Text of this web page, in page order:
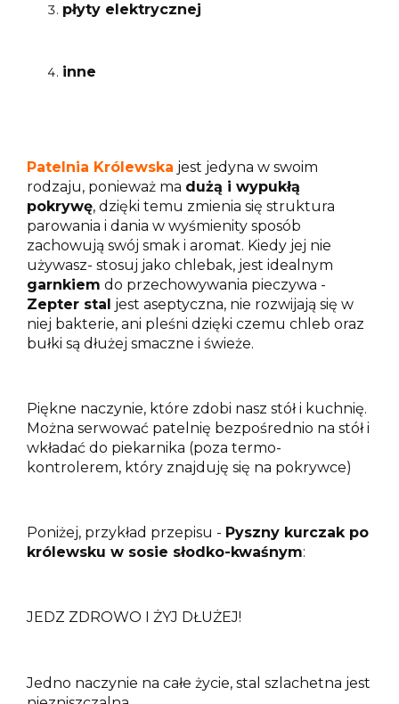
płyty elektrycznej
inne
Patelnia Królewska jest jedyna w swoim
rodzaju, ponieważ ma dużą i wypukłą
pokrywę, dzięki temu zmienia się struktura
parowania i dania w wyśmienity sposób
zachowują swój smak i aromat. Kiedy jej nie
używasz- stosuj jako chlebak, jest idealnym
garnkiem do przechowywania pieczywa -
Zepter stal jest aseptyczna, nie rozwijają się w
niej bakterie, ani pleśni dzięki czemu chleb oraz
bułki są dłużej smaczne i świeże.
Piękne naczynie, które zdobi nasz stół i kuchnię.
Można serwować patelnię bezpośrednio na stół i
wkładać do piekarnika (poza termo-
kontrolerem, który znajduję się na pokrywce)
Poniżej, przykład przepisu - Pyszny kurczak po
królewsku w sosie słodko-kwaśnym:
JEDZ ZDROWO I ŻYJ DŁUŻEJ!
Jedno naczynie na całe życie, stal szlachetna jest